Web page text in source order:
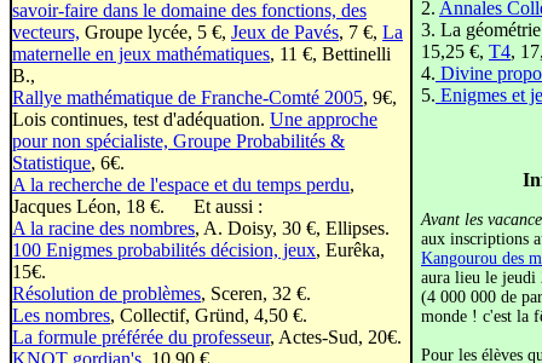
savoir-faire dans le domaine des fonctions, des
vecteurs, Groupe lycée, 5 €, Jeux de Pavés, 7 €, La
maternelle en jeux mathématiques, 11 €, Bettinelli
B.,
Rallye mathématique de Franche-Comté 2005, 9€,
Lois continues, test d'adéquation. Une approche
pour non spécialiste, Groupe Probabilités &
Statistique, 6€.
A la recherche de l'espace et du temps perdu,
Jacques Léon, 18 €. Et aussi :
A la racine des nombres, A. Doisy, 30 €, Ellipses.
100 Enigmes probabilités décision, jeux, Eurêka,
15€.
Résolution de problèmes, Sceren, 32 €.
Les nombres, Collectif, Gründ, 4,50 €.
La formule préférée du professeur, Actes-Sud, 20€.
2. Annales
3. La
15,25 €, T4,
4. Divine
5. Enigmes et
Avant les
aux inscriptions
Kangourou des
aura lieu le jeudi
(4 000 000 de
monde ! c'est la
Pour les élèves